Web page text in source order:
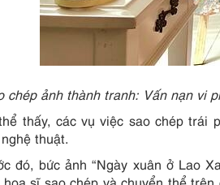
chép ảnh thành tranh: Vấn nạn vi
thấy, các vụ việc sao chép trái
thuật.
đó, bức ảnh “Ngày xuân ở Lao